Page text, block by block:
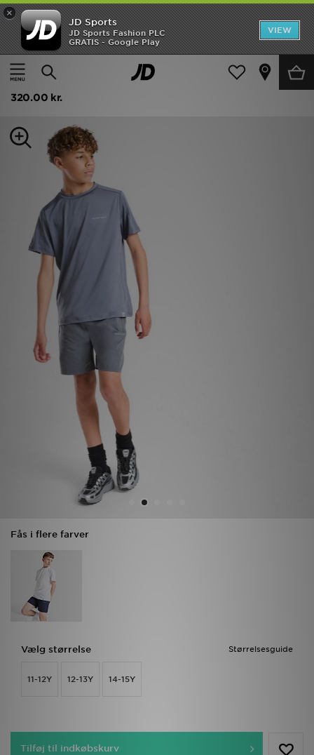
×
JD Sports
JD Sports Fashion PLC
GRATIS - Google Play
VIEW
Hjem
Børn Junior Tøj (8-15 År) Shorts
Technicals Mellizo T-Shirt/Shorts Set Junior
320.00 kr.
Fås i flere farver
Størrelsesguide
Vælg størrelse
11-12Y 12-13Y 14-15Y
Tilføj til indkøbskurv
Hjem
Udsalg
Damer
Bestsellers
Brands
Fodbold
Download JD app'en
Mine beskeder
Hjælp & information